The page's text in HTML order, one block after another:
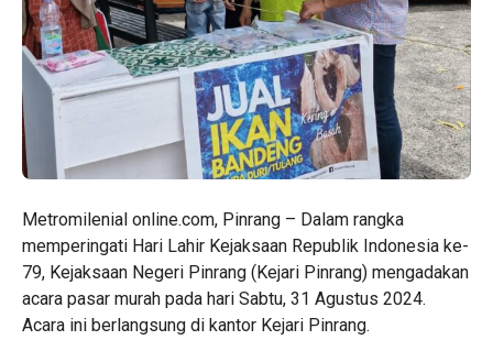
Metromilenial online.com, Pinrang – Dalam rangka
memperingati Hari Lahir Kejaksaan Republik Indonesia ke-
79, Kejaksaan Negeri Pinrang (Kejari Pinrang) mengadakan
acara pasar murah pada hari Sabtu, 31 Agustus 2024.
Acara ini berlangsung di kantor Kejari Pinrang.